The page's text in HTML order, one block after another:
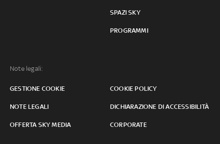
SPAZI SKY
PROGRAMMI
Note legali:
GESTIONE COOKIE COOKIE POLICY
NOTE LEGALI DICHIARAZIONE DI ACCESSIBILITÀ
OFFERTA SKY MEDIA CORPORATE